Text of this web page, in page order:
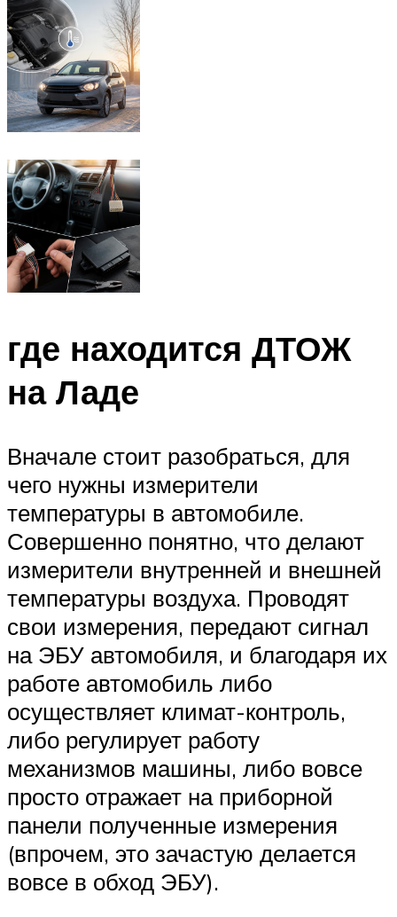
где находится ДТОЖ
на Ладе
Вначале стоит разобраться, для
чего нужны измерители
температуры в автомобиле.
Совершенно понятно, что делают
измерители внутренней и внешней
температуры воздуха. Проводят
свои измерения, передают сигнал
на ЭБУ автомобиля, и благодаря их
работе автомобиль либо
осуществляет климат-контроль,
либо регулирует работу
механизмов машины, либо вовсе
просто отражает на приборной
панели полученные измерения
(впрочем, это зачастую делается
вовсе в обход ЭБУ).